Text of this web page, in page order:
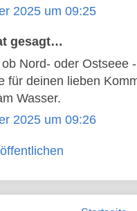
2025 um 09:25
gesagt…
Nord- oder Ostseee
für deinen lieben
Wasser.
2025 um 09:26